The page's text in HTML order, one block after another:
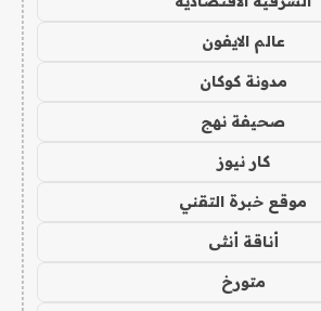
عالم الايفون
مدونة كوكان
صحيفة نهج
كار نيوز
موقع خبرة التقني
أناقة أنثى
متورخ